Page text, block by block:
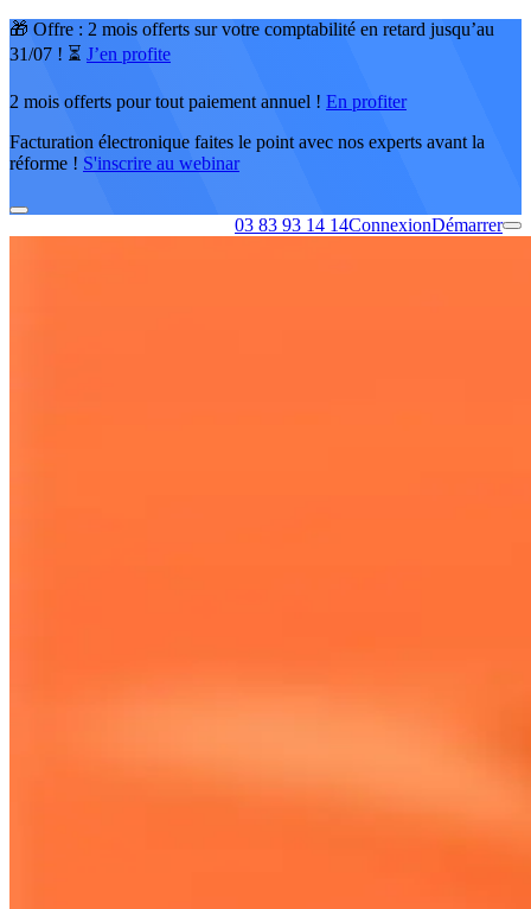
🎁 Offre : 2 mois offerts sur votre comptabilité en retard jusqu’au
31/07 ! ⏳ J’en profite
2 mois offerts pour tout paiement annuel ! En profiter
Facturation électronique faites le point avec nos experts avant la
réforme ! S'inscrire au webinar
03 83 93 14 14ConnexionDémarrer